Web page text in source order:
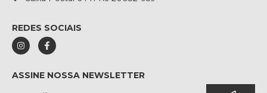
REDES SOCIAIS
ASSINE NOSSA NEWSLETTER